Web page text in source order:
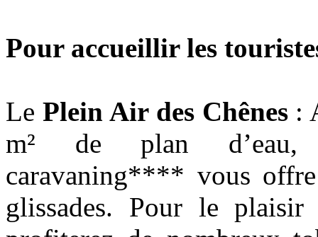
Pour accueillir les
Le Plein Air des Chênes:
m² de plan d’eau,
caravaning**** vous
glissades. Pour le